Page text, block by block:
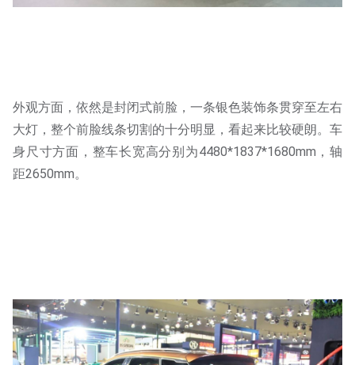
外观方面，依然是封闭式前脸，一条银色装饰条贯穿至左右
大灯，整个前脸线条切割的十分明显，看起来比较硬朗。车
身尺寸方面，整车长宽高分别为4480*1837*1680mm，轴
距2650mm。